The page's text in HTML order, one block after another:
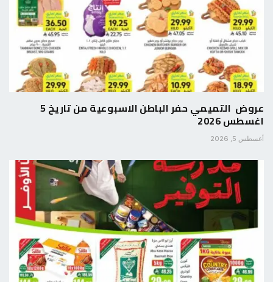
عروض التميمي حفر الباطن الاسبوعية من تاريخ 5
اغسطس 2026
أغسطس 5, 2026